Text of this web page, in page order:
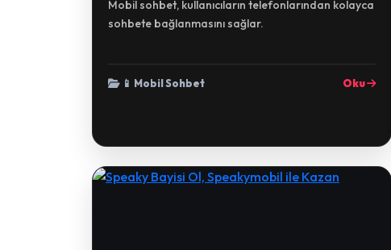
Mobil sohbet, kullanıcıların telefonlarından kolayca
sohbete bağlanmasını sağlar.
📱 Mobil Sohbet Oku